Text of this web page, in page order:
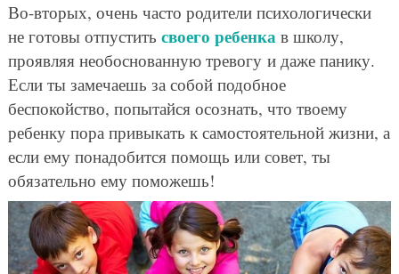
Во-вторых, очень часто родители психологически
не готовы отпустить своего ребенкав школу,
проявляя необоснованную тревогу и даже панику.
Если ты замечаешь за собой подобное
беспокойство, попытайся осознать, что твоему
ребенку пора привыкать к самостоятельной жизни, а
если ему понадобится помощь или совет, ты
обязательно ему поможешь!